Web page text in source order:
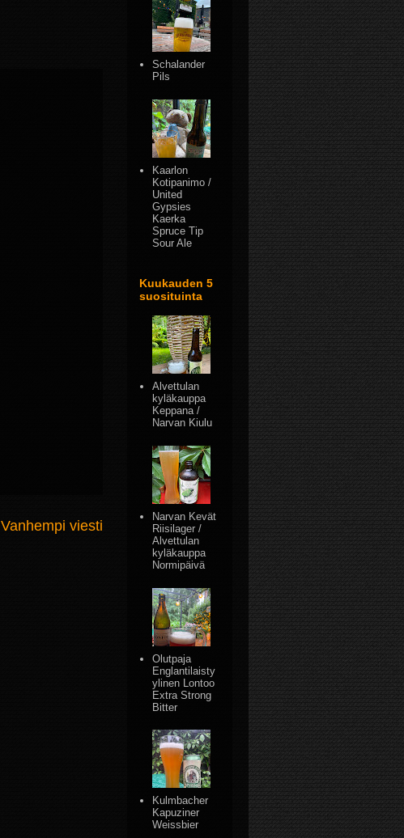
Vanhempi viesti
Schalander
Pils
Kaarlon
Kotipanimo /
United
Gypsies
Kaerka
Spruce Tip
Sour Ale
Kuukauden 5
suosituinta
Alvettulan
kyläkauppa
Keppana /
Narvan Kiulu
Narvan Kevät
Riisilager /
Alvettulan
kyläkauppa
Normipäivä
Olutpaja
Englantilaisty
ylinen Lontoo
Extra Strong
Bitter
Kulmbacher
Kapuziner
Weissbier